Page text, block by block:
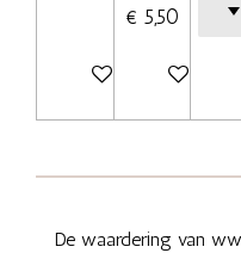
In winkelwagen
€ 5,50
Bekijk
De waardering van